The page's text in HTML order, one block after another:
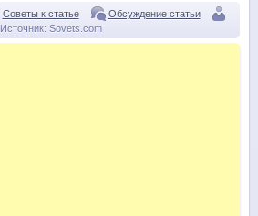
Советы к статье
Обсуждение статьи
Источник: Sovets.com